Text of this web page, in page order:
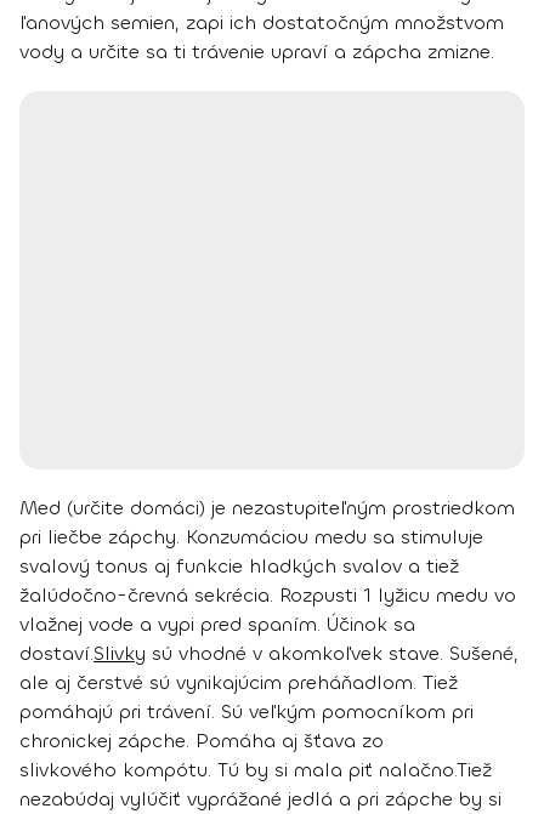
ľanových semien, zapi ich dostatočným množstvom
vody a určite sa ti trávenie upraví a zápcha zmizne.
Med (určite domáci) je nezastupiteľným prostriedkom
pri liečbe zápchy. Konzumáciou medu sa stimuluje
svalový tonus aj funkcie hladkých svalov a tiež
žalúdočno-črevná sekrécia. Rozpusti 1 lyžicu medu vo
vlažnej vode a vypi pred spaním. Účinok sa
dostaví.Slivky sú vhodné v akomkoľvek stave. Sušené,
ale aj čerstvé sú vynikajúcim preháňadlom. Tiež
pomáhajú pri trávení. Sú veľkým pomocníkom pri
chronickej zápche. Pomáha aj šťava zo
slivkového kompótu. Tú by si mala piť nalačno.Tiež
nezabúdaj vylúčiť vyprážané jedlá a pri zápche by si